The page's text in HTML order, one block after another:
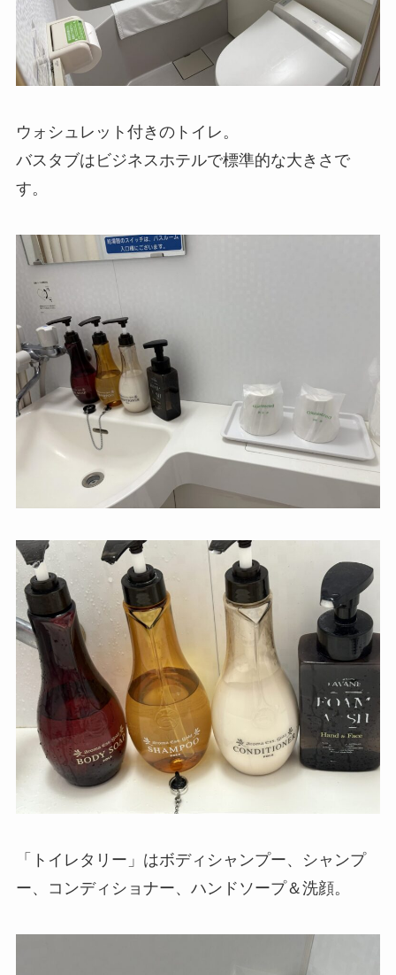
ウォシュレット付きのトイレ。
バスタブはビジネスホテルで標準的な大きさで
す。
「トイレタリー」はボディシャンプー、シャンプ
ー、コンディショナー、ハンドソープ＆洗顔。